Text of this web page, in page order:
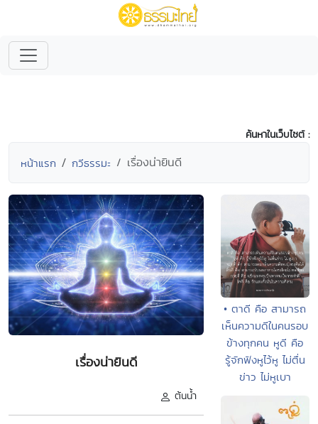
ค้นหาในเว็บไซต์ :
หน้าแรก กวีธรรมะ เรื่องน่ายินดี
เรื่องน่ายินดี
ต้นน้ำ
• ตาดี คือ สามารถ
เห็นความดีในคนรอบ
ข้างทุกคน หูดี คือ
รู้จักฟังหูไว้หู ไม่ตื่น
ข่าว ไม่หูเบา